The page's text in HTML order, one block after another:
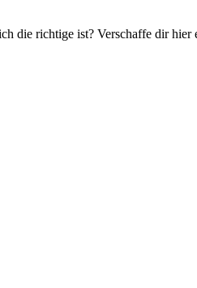
die richtige ist? Verschaffe dir hier